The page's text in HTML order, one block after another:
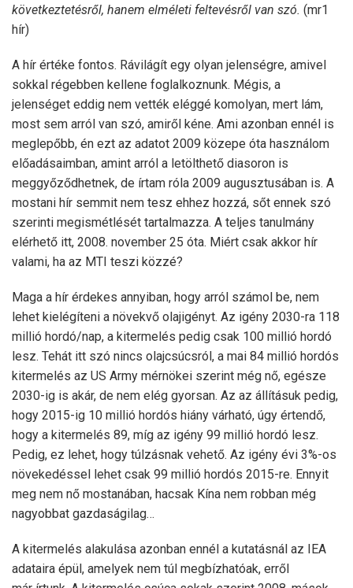
következtetésről, hanem elméleti feltevésről van szó. (mr1
hír)
A hír értéke fontos. Rávilágít egy olyan jelenségre, amivel
sokkal régebben kellene foglalkoznunk. Mégis, a
jelenséget eddig nem vették eléggé komolyan, mert lám,
most sem arról van szó, amiről kéne. Ami azonban ennél is
meglepőbb, én ezt az adatot 2009 közepe óta használom
előadásaimban, amint arról a letölthető diasoron is
meggyőződhetnek, de írtam róla 2009 augusztusában is. A
mostani hír semmit nem tesz ehhez hozzá, sőt ennek szó
szerinti megismétlését tartalmazza. A teljes tanulmány
elérhető itt, 2008. november 25 óta. Miért csak akkor hír
valami, ha az MTI teszi közzé?
Maga a hír érdekes annyiban, hogy arról számol be, nem
lehet kielégíteni a növekvő olajigényt. Az igény 2030-ra 118
millió hordó/nap, a kitermelés pedig csak 100 millió hordó
lesz. Tehát itt szó nincs olajcsúcsról, a mai 84 millió hordós
kitermelés az US Army mérnökei szerint még nő, egésze
2030-ig is akár, de nem elég gyorsan. Az az állításuk pedig,
hogy 2015-ig 10 millió hordós hiány várható, úgy értendő,
hogy a kitermelés 89, míg az igény 99 millió hordó lesz.
Pedig, ez lehet, hogy túlzásnak vehető. Az igény évi 3%-os
növekedéssel lehet csak 99 millió hordós 2015-re. Ennyit
meg nem nő mostanában, hacsak Kína nem robban még
nagyobbat gazdaságilag…
A kitermelés alakulása azonban ennél a kutatásnál az IEA
adataira épül, amelyek nem túl megbízhatóak, erről